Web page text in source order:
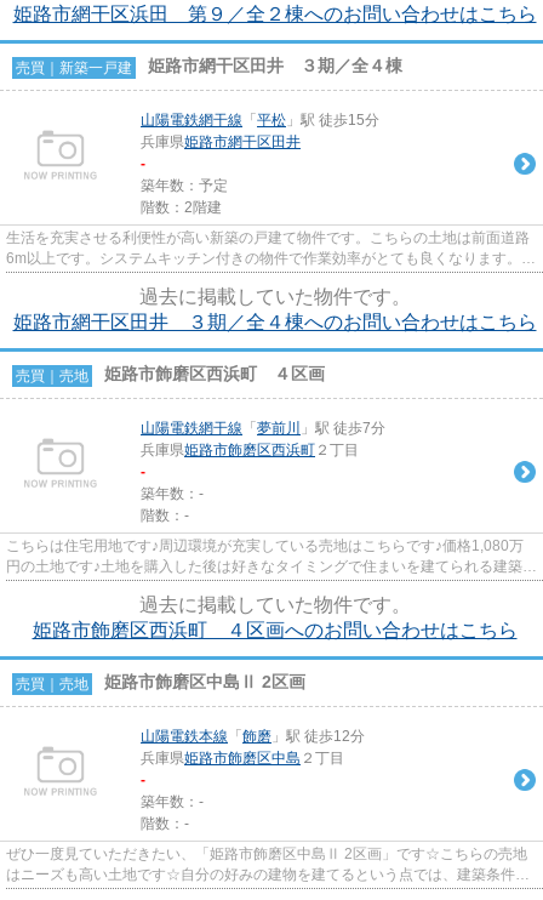
姫路市網干区浜田 第９／全２棟へのお問い合わせはこちら
売買｜新築一戸建 姫路市網干区田井 ３期／全４棟
山陽電鉄網干線 「 平松 」駅 徒歩15分
兵庫県姫路市網干区田井
-
築年数：予定
階数：2階建
生活を充実させる利便性が高い新築の戸建て物件です。こちらの土地は前面道路
6m以上です。システムキッチン付きの物件で作業効率がとても良くなります。備
過去に掲載していた物件です。
姫路市網干区田井 ３期／全４棟へのお問い合わせはこちら
売買｜売地 姫路市飾磨区西浜町 ４区画
山陽電鉄網干線 「 夢前川
」駅 徒歩7分
兵庫県姫路市飾磨区西浜町 ２丁目
-
築年数：-
階数：-
こちらは住宅用地です♪周辺環境が充実している売地はこちらです♪価格1,080万
円の土地です♪土地を購入した後は好きなタイミングで住まいを建てられる建築条
過去に掲載していた物件です。
姫路市飾磨区西浜町 ４区画へのお問い合わせはこちら
売買｜売地 姫路市飾磨区中島Ⅱ 2区画
山陽電鉄本線 「 飾磨 」駅 徒歩12分
兵庫県姫路市飾磨区中島 ２丁目
-
築年数：-
階数：-
ぜひ一度見ていただきたい、「姫路市飾磨区中島Ⅱ 2区画」です☆こちらの売地
はニーズも高い土地です☆自分の好みの建物を建てるという点では、建築条件の